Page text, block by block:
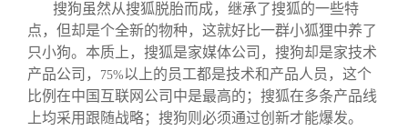
搜狗虽然从搜狐脱胎而成，继承了搜狐的一些特
点，但却是个全新的物种，这就好比一群小狐狸中养了
只小狗。本质上，搜狐是家媒体公司，搜狗却是家技术
产品公司，
75%以上的员工都是技术和产品人员，这个
比例在中国互联网公司中是最高的；搜狐在多条产品线
上均采用跟随战略；搜狗则必须通过创新才能爆发。